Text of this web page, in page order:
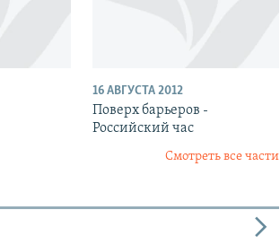
16 АВГУСТА 2012
Поверх барьеров -
Российский час
Смотреть все части